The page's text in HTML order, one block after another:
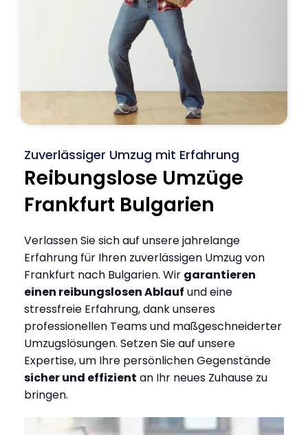
Zuverlässiger Umzug mit Erfahrung
Reibungslose Umzüge
Frankfurt Bulgarien
Verlassen Sie sich auf unsere jahrelange
Erfahrung für Ihren zuverlässigen Umzug von
Frankfurt nach Bulgarien. Wir garantieren
einen reibungslosen Ablauf und eine
stressfreie Erfahrung, dank unseres
professionellen Teams und maßgeschneiderter
Umzugslösungen. Setzen Sie auf unsere
Expertise, um Ihre persönlichen Gegenstände
sicher und effizient an Ihr neues Zuhause zu
bringen.